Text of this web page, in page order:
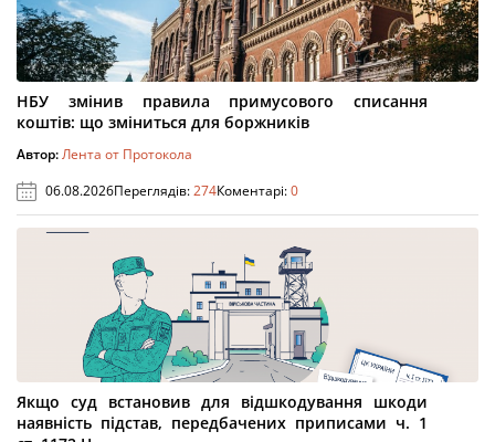
НБУ змінив правила примусового списання
коштів: що зміниться для боржників
Автор:Лента от Протокола
06.08.2026Переглядів:274Коментарі:0
Якщо суд встановив для відшкодування шкоди
наявність підстав, передбачених приписами ч. 1